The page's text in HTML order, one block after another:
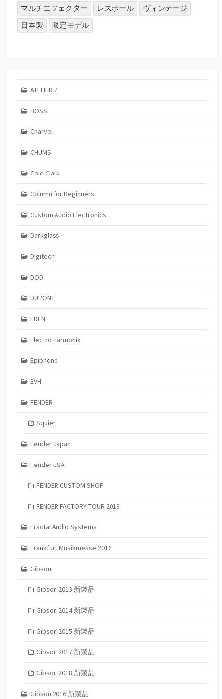
マルチエフェクター レスポール
ヴィンテージ
日本製
限定モデル
ATELIER Z
BOSS
Charvel
CHUMS
Cole Clark
Column for Beginners
Custom Audio Electronics
Darkglass
Digitech
DOD
DUPONT
EDEN
Electro Harmonix
Epiphone
EVH
FENDER
Squier
Fender Japan
Fender USA
FENDER CUSTOM SHOP
FENDER FACTORY TOUR 2013
Fractal Audio Systems
Frankfurt Musikmesse 2016
Gibson
Gibson 2013 新製品
Gibson 2014 新製品
Gibson 2015 新製品
Gibson 2017 新製品
Gibson 2018 新製品
Gibson 2016 新製品